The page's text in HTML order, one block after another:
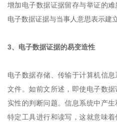
增加电子数据证据留存与举证的
电子数据证据与当事人意思表示建
3、电子数据证据的易变造性
电子数据存储、传输于计算机信
文件。如前文所述，即使电子数
实性的判断问题。信息系统中产
特定工具进行和读写，这就意味